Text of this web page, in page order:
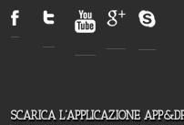
SCARICA L'APPLICAZIONE